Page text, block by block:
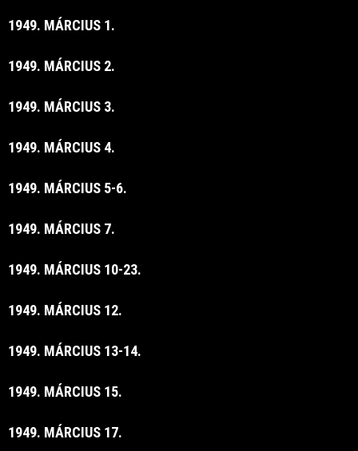
1949. MÁRCIUS 1.
1949. MÁRCIUS 2.
1949. MÁRCIUS 3.
1949. MÁRCIUS 4.
1949. MÁRCIUS 5-6.
1949. MÁRCIUS 7.
1949. MÁRCIUS 10-23.
1949. MÁRCIUS 12.
1949. MÁRCIUS 13-14.
1949. MÁRCIUS 15.
1949. MÁRCIUS 17.